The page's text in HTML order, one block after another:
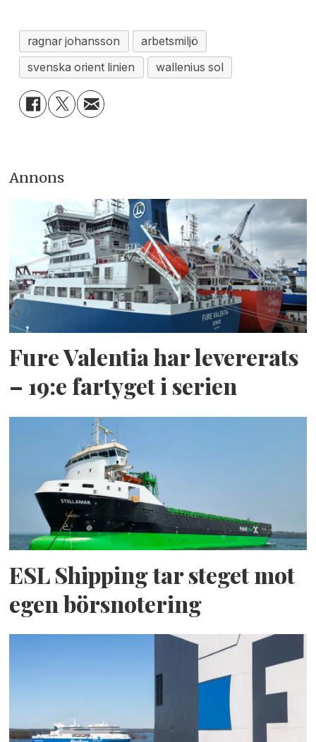
ragnar johansson
arbetsmiljö
svenska orient linien
wallenius sol
Annons
Fure Valentia har levererats
– 19:e fartyget i serien
ESL Shipping tar steget mot
egen börsnotering